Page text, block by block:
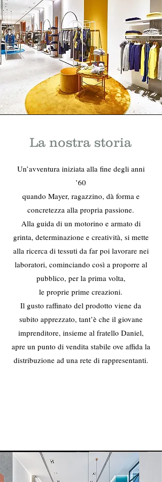
La nostra storia
Un’avventura iniziata alla fine degli anni
’60
quando Mayer, ragazzino, dà forma e
concretezza alla propria passione.
Alla guida di un motorino e armato di
grinta, determinazione e creatività, si mette
alla ricerca di tessuti da far poi lavorare nei
laboratori, cominciando così a proporre al
pubblico, per la prima volta,
le proprie prime creazioni.
Il gusto raffinato del prodotto viene da
subito apprezzato, tant’è che il giovane
imprenditore, insieme al fratello Daniel,
apre un punto di vendita stabile ove affida la
distribuzione ad una rete di rappresentanti.